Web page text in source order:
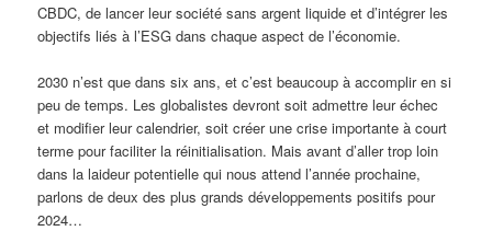
CBDC, de lancer leur société sans argent liquide et d’intégrer les
objectifs liés à l’ESG dans chaque aspect de l’économie.
2030 n’est que dans six ans, et c’est beaucoup à accomplir en si
peu de temps. Les globalistes devront soit admettre leur échec
et modifier leur calendrier, soit créer une crise importante à court
terme pour faciliter la réinitialisation. Mais avant d’aller trop loin
dans la laideur potentielle qui nous attend l’année prochaine,
parlons de deux des plus grands développements positifs pour
2024…